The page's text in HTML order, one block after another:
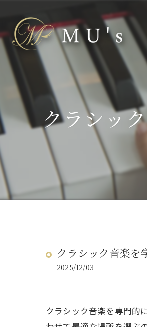
クラシッ
クラシック音楽を
2025/12/03
クラシック音楽を専門的